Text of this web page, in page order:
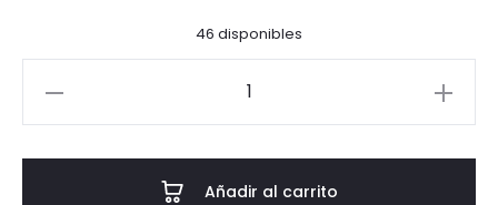
46 disponibles
Añadir al carrito